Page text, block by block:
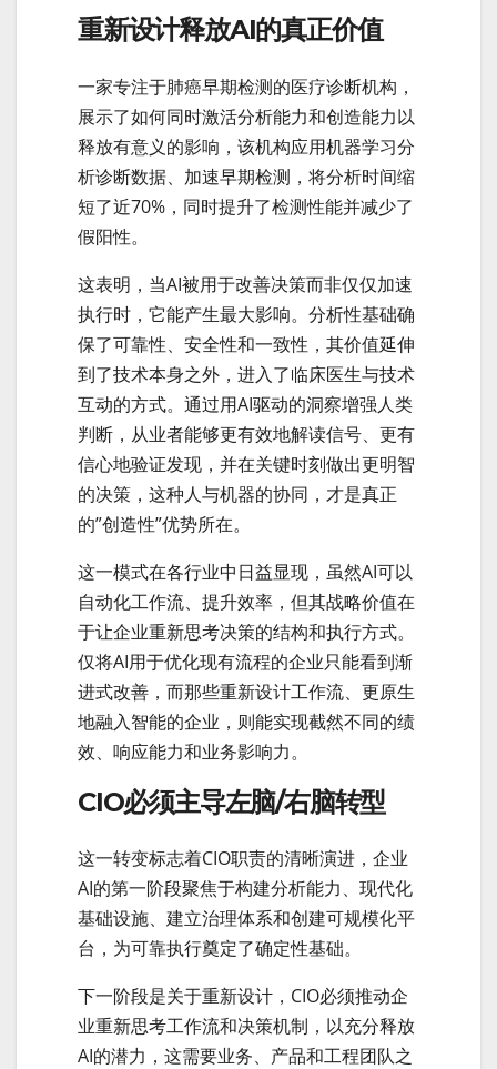
重新设计释放AI的真正价值
一家专注于肺癌早期检测的医疗诊断机构，
展示了如何同时激活分析能力和创造能力以
释放有意义的影响，该机构应用机器学习分
析诊断数据、加速早期检测，将分析时间缩
短了近70%，同时提升了检测性能并减少了
假阳性。
这表明，当AI被用于改善决策而非仅仅加速
执行时，它能产生最大影响。分析性基础确
保了可靠性、安全性和一致性，其价值延伸
到了技术本身之外，进入了临床医生与技术
互动的方式。通过用AI驱动的洞察增强人类
判断，从业者能够更有效地解读信号、更有
信心地验证发现，并在关键时刻做出更明智
的决策，这种人与机器的协同，才是真正
的”创造性”优势所在。
这一模式在各行业中日益显现，虽然AI可以
自动化工作流、提升效率，但其战略价值在
于让企业重新思考决策的结构和执行方式。
仅将AI用于优化现有流程的企业只能看到渐
进式改善，而那些重新设计工作流、更原生
地融入智能的企业，则能实现截然不同的绩
效、响应能力和业务影响力。
CIO必须主导左脑/右脑转型
这一转变标志着CIO职责的清晰演进，企业
AI的第一阶段聚焦于构建分析能力、现代化
基础设施、建立治理体系和创建可规模化平
台，为可靠执行奠定了确定性基础。
下一阶段是关于重新设计，CIO必须推动企
业重新思考工作流和决策机制，以充分释放
AI的潜力，这需要业务、产品和工程团队之